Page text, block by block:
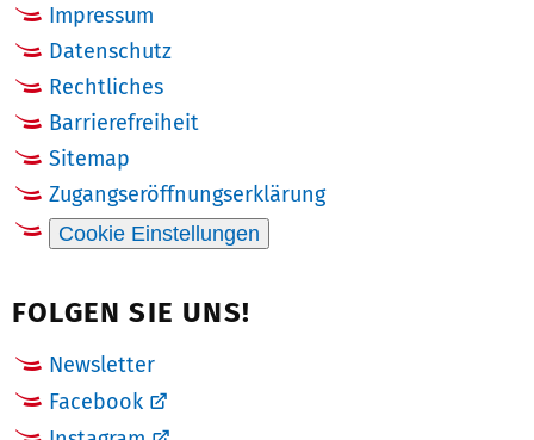
Impressum
Datenschutz
Rechtliches
Barrierefreiheit
Sitemap
Zugangseröffnungserklärung
Cookie Einstellungen
FOLGEN SIE UNS!
Newsletter
Facebook